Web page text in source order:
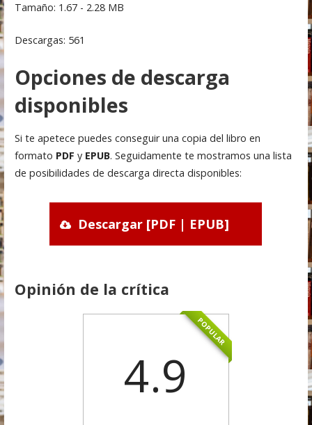
Tamaño: 1.67 - 2.28 MB
Descargas: 561
Opciones de descarga
disponibles
Si te apetece puedes conseguir una copia del libro en
formato PDF y EPUB. Seguidamente te mostramos una lista
de posibilidades de descarga directa disponibles:
Descargar [PDF | EPUB]
Opinión de la crítica
POPULAR
4.9